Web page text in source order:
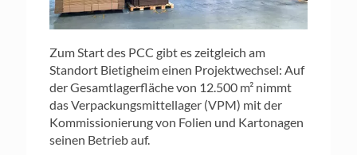
Zum Start des PCC gibt es zeitgleich am
Standort Bietigheim einen Projektwechsel: Auf
der Gesamtlagerfläche von 12.500 m² nimmt
das Verpackungsmittellager (VPM) mit der
Kommissionierung von Folien und Kartonagen
seinen Betrieb auf.